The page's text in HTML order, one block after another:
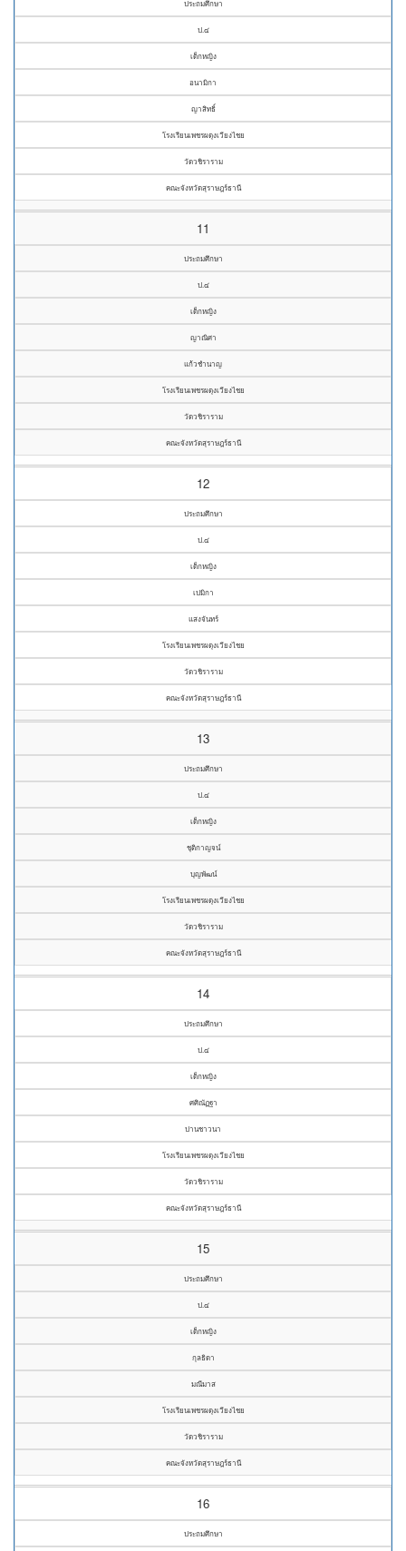
ประถมศึกษา
ป.๔
เด็กหญิง
อนามิกา
ญาสิทธิ์
โรงเรียนเพชรผดุงเวียงไชย
วัดวชิราราม
คณะจังหวัดสุราษฎร์ธานี
11
ประถมศึกษา
ป.๔
เด็กหญิง
ญาณิศา
แก้วชำนาญ
โรงเรียนเพชรผดุงเวียงไชย
วัดวชิราราม
คณะจังหวัดสุราษฎร์ธานี
12
ประถมศึกษา
ป.๔
เด็กหญิง
เปมิกา
แสงจันทร์
โรงเรียนเพชรผดุงเวียงไชย
วัดวชิราราม
คณะจังหวัดสุราษฎร์ธานี
13
ประถมศึกษา
ป.๔
เด็กหญิง
ชุติกาญจน์
บุญพัฒน์
โรงเรียนเพชรผดุงเวียงไชย
วัดวชิราราม
คณะจังหวัดสุราษฎร์ธานี
14
ประถมศึกษา
ป.๔
เด็กหญิง
ศศิณัฏฐา
ปานชาวนา
โรงเรียนเพชรผดุงเวียงไชย
วัดวชิราราม
คณะจังหวัดสุราษฎร์ธานี
15
ประถมศึกษา
ป.๔
เด็กหญิง
กุลธิดา
มณีมาส
โรงเรียนเพชรผดุงเวียงไชย
วัดวชิราราม
คณะจังหวัดสุราษฎร์ธานี
16
ประถมศึกษา